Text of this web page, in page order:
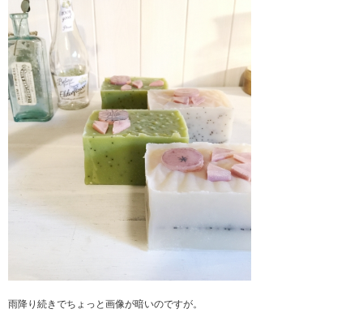
雨降り続きでちょっと画像が暗いのですが。